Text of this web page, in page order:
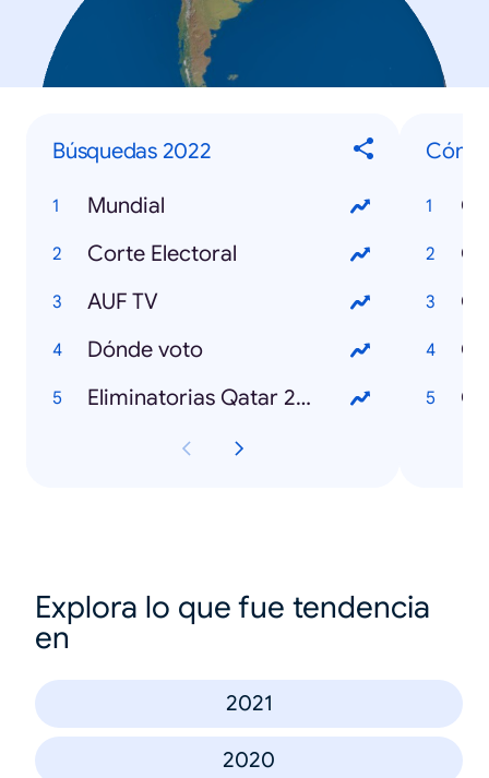
Búsquedas 2022
Mundial
Corte Electoral
AUF TV
Dónde voto
Eliminatorias Qatar 2022
Cómo
Explora lo que fue tendencia
en
2021
2020